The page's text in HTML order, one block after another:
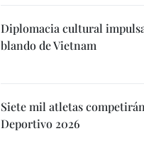
Diplomacia cultural
blando de Vietnam
Siete mil atletas
Deportivo 2026